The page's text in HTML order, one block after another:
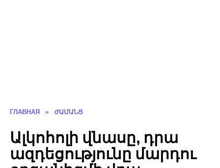
ГЛАВНАЯ » ԺԱՄԱՆՑ
Ալկոհոլի վնասը, դրա
ազդեցությունը մարդու